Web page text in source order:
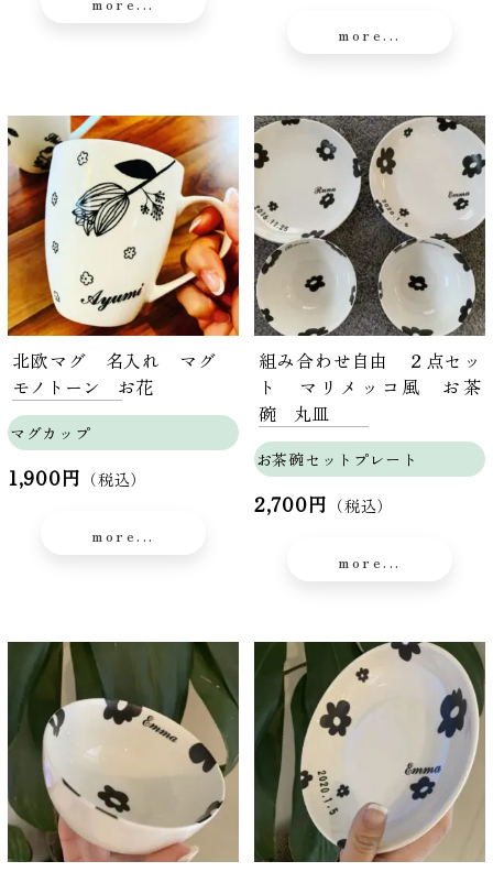
more...
北欧マグ 名入れ マグ
モノトーン お花
マグカップ
1,900円 （税込）
more...
組み合わせ自由 ２点セッ
ト マリメッコ風 お茶
碗 丸皿
お茶碗セットプレート
2,700円 （税込）
more...